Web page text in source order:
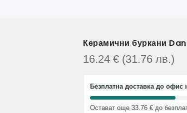
Керамични буркани
16.24 € (31.76 лв.)
Безплатна доставка до офис
Остават още 33.76 € до